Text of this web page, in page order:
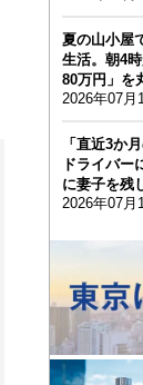
夏の山小屋
生活。朝4
80万円」を
2026年07月
「直近3か
ドライバー
に妻子を残
2026年07月